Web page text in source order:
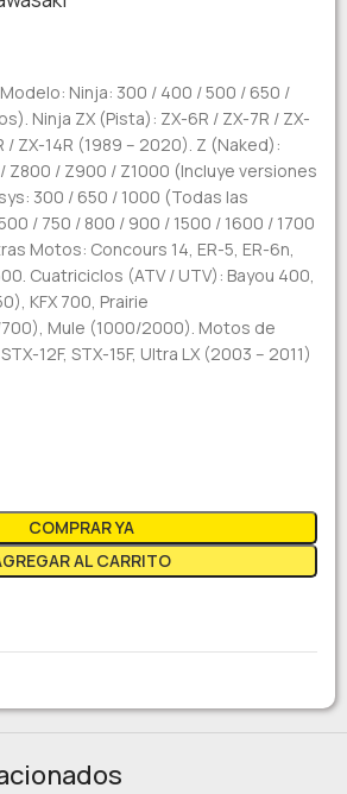
Ninja: 300 / 400 / 500 / 650 /
Ninja ZX (Pista): ZX-6R / ZX-7R / ZX-
/ ZX-14R (1989 – 2020). Z (Naked):
Z800 / Z900 / Z1000 (Incluye versiones
300 / 650 / 1000 (Todas las
/ 750 / 800 / 900 / 1500 / 1600 / 1700
Motos: Concours 14, ER-5, ER-6n,
Cuatriciclos (ATV / UTV): Bayou 400,
KFX 700, Prairie
Mule (1000/2000). Motos de
12F, STX-15F, Ultra LX (2003 – 2011)
AL CARRITO
COMPRAR YA